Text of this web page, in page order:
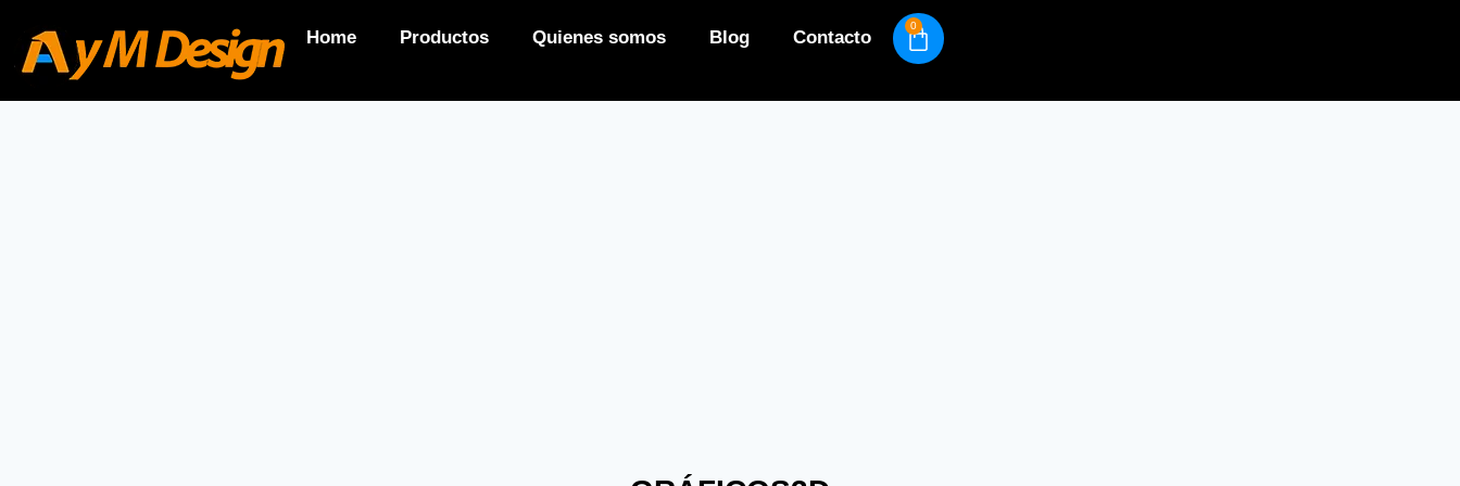
Home Productos Quienes somos Blog Contacto
0